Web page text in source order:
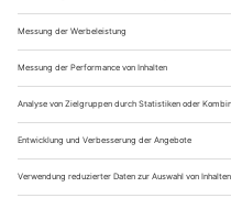
Das Wachstum und die
dass diese Extremsportart
eine zunehmende
Sportlern, immer längere
bewältigen. Auch die